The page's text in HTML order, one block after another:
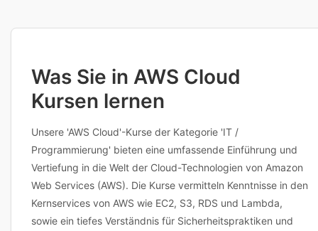
auch flexible Terminplanung an. Bei Fragen zu Inhalten,
Was Sie in AWS Cloud
Kursen lernen
Unsere 'AWS Cloud'-Kurse der Kategorie 'IT /
Programmierung' bieten eine umfassende Einführung und
Vertiefung in die Welt der Cloud-Technologien von Amazon
Web Services (AWS). Die Kurse vermitteln Kenntnisse in den
Kernservices von AWS wie EC2, S3, RDS und Lambda,
sowie ein tiefes Verständnis für Sicherheitspraktiken und